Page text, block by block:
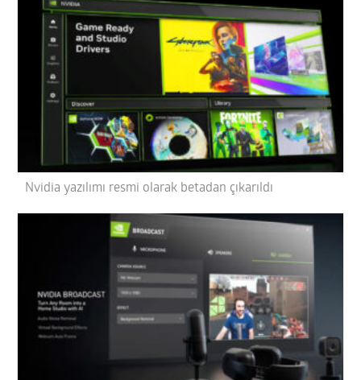
Nvidia yazılımı resmi olarak betadan çıkarıldı